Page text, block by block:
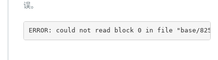
误。
ERROR: could not read block 0 in file "base/82560/